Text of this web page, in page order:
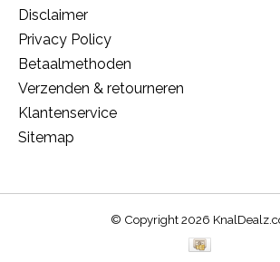
Disclaimer
Privacy Policy
Betaalmethoden
Verzenden & retourneren
Klantenservice
Sitemap
© Copyright 2026